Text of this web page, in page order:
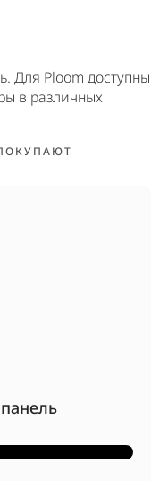
Для Ploom доступны
в различных